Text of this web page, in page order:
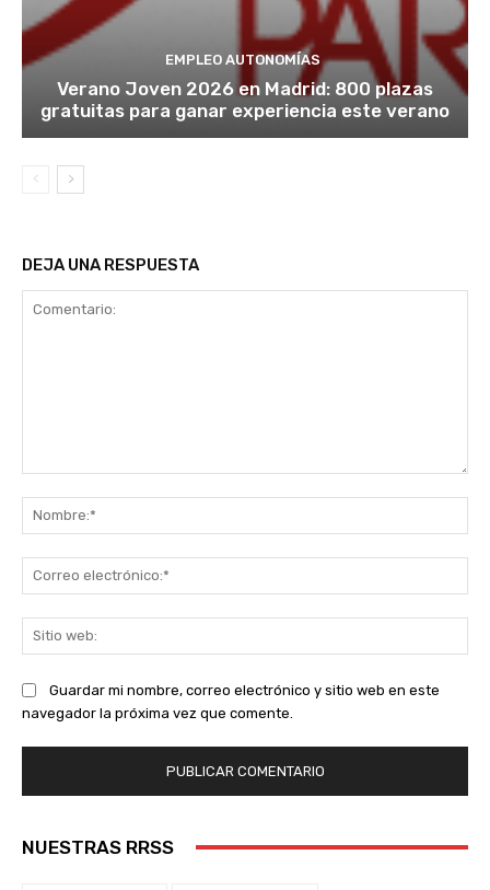
EMPLEO AUTONOMÍAS
Verano Joven 2026 en Madrid: 800 plazas
gratuitas para ganar experiencia este verano
DEJA UNA RESPUESTA
Guardar mi nombre, correo electrónico y sitio web en este
navegador la próxima vez que comente.
NUESTRAS RRSS